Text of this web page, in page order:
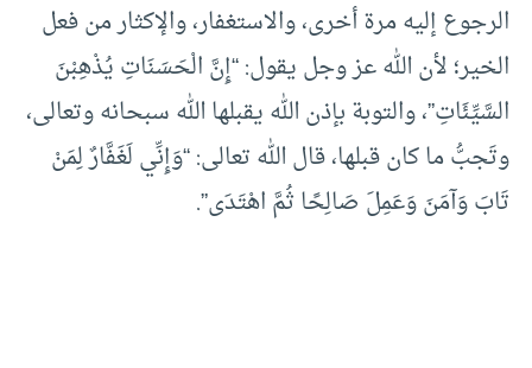
الرجوع إليه مرة أخرى، والاستغفار، والإكثار من فعل
الخير؛ لأن الله عز وجل يقول: “إِنَّ الْحَسَنَاتِ يُذْهِبْنَ
السَّيِّئَاتِ”، والتوبة بإذن الله يقبلها الله سبحانه وتعالى،
وتَجبُّ ما كان قبلها، قال الله تعالى: “وَإِنِّي لَغَفَّارٌ لِمَنْ
تَابَ وَآمَنَ وَعَمِلَ صَالِحًا ثُمَّ اهْتَدَى”.